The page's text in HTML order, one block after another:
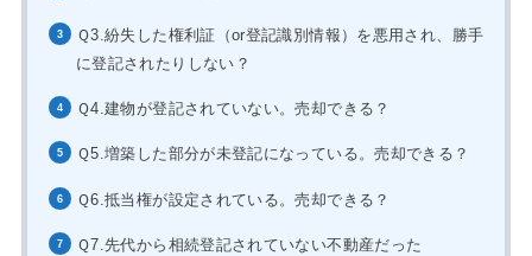
Ｑ3.紛失した権利証（or登記識別情報）を悪用され、勝手
に登記されたりしない？
Ｑ4.建物が登記されていない。売却できる？
Ｑ5.増築した部分が未登記になっている。売却できる？
Ｑ6.抵当権が設定されている。売却できる？
Ｑ7.先代から相続登記されていない不動産だった